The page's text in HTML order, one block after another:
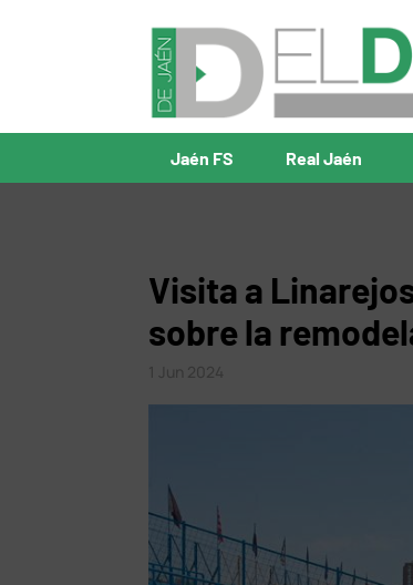
Jaén FS Real Jaén
Visita a
sobre la